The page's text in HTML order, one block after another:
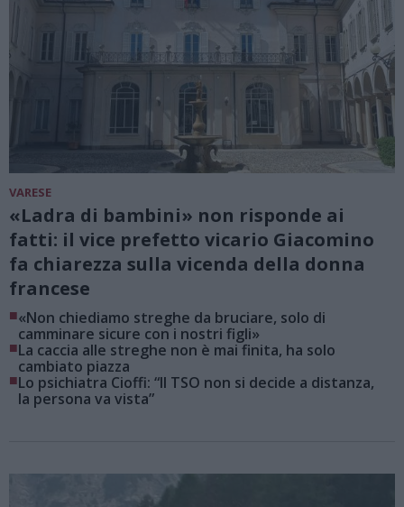
VARESE
«Ladra di bambini» non risponde ai
fatti: il vice prefetto vicario Giacomino
fa chiarezza sulla vicenda della donna
francese
■«Non chiediamo streghe da bruciare, solo di
camminare sicure con i nostri figli»
■La caccia alle streghe non è mai finita, ha solo
cambiato piazza
■Lo psichiatra Cioffi: “Il TSO non si decide a distanza,
la persona va vista”